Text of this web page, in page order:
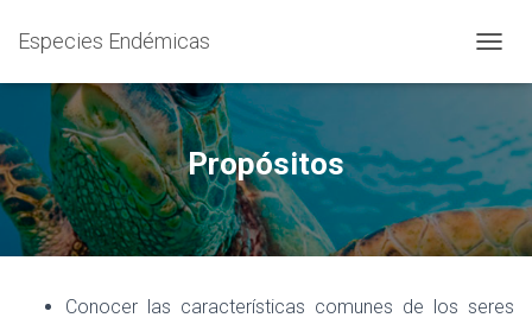
Especies Endémicas
Propósitos
Conocer las características comunes de los seres